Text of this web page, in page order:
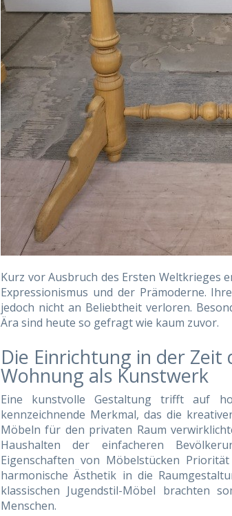
Kurz vor Ausbruch des Ersten Weltkrieges
Expressionismus und der Prämoderne.
jedoch nicht an Beliebtheit verloren.
Ära sind heute so gefragt wie kaum zuvor.
Die Einrichtung in der Zeit
Wohnung als Kunstwerk
Eine kunstvolle Gestaltung trifft auf
kennzeichnende Merkmal, das die
Möbeln für den privaten Raum
Haushalten der einfacheren
Eigenschaften von Möbelstücken
harmonische Ästhetik in die
klassischen Jugendstil-Möbel brachten
Menschen.